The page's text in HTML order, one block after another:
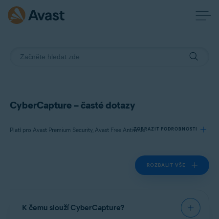
CyberCapture – časté dotazy
Platí pro Avast Premium Security, Avast Free AntivirusZOBRAZIT PODROBNOSTI
Operační systémy:
ROZBALIT VŠE
K čemu slouží CyberCapture?